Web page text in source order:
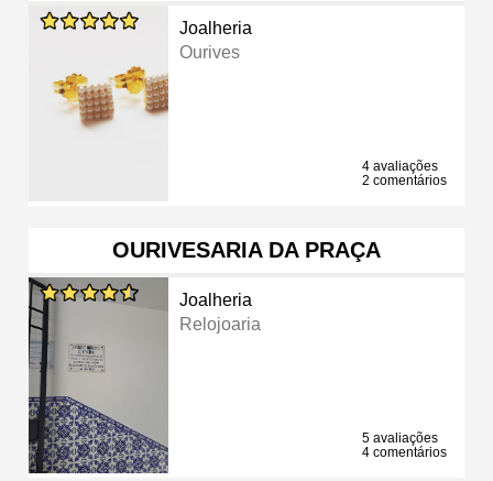
Joalheria
Ourives
4 avaliações
2 comentários
OURIVESARIA DA PRAÇA
Joalheria
Relojoaria
5 avaliações
4 comentários